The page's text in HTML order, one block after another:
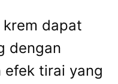
dapat
dengan
efek tirai yang